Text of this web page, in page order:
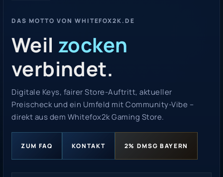
DAS MOTTO VON WHITEFOX2K.DE
Weil zocken
verbindet.
Digitale Keys, fairer Store-Auftritt, aktueller
Preischeck und ein Umfeld mit Community-Vibe –
direkt aus dem Whitefox2k Gaming Store.
ZUM FAQ KONTAKT 2% DMSG BAYERN